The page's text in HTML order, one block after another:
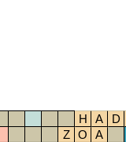
H A D
Z
O A